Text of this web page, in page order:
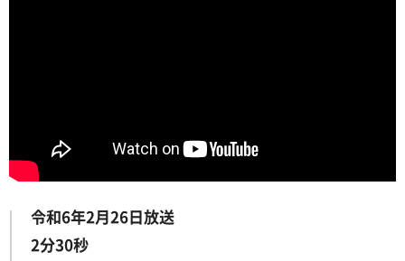
令和6年2月26日放送
2分30秒